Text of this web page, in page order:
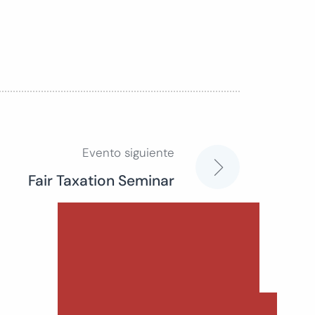
Evento siguiente
Fair Taxation Seminar